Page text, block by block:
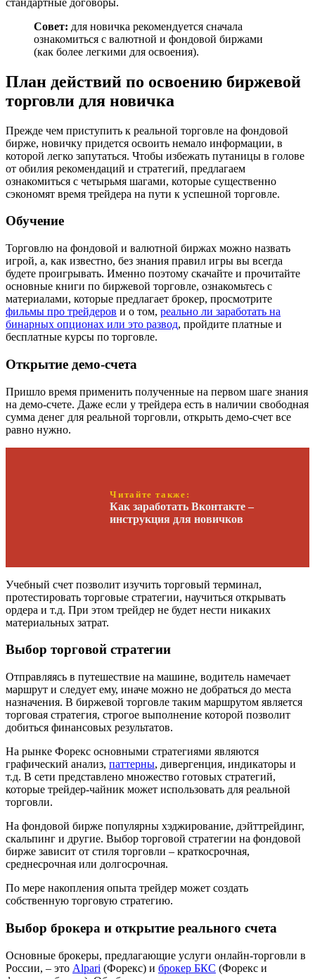
стандартные договоры.
Совет: для новичка рекомендуется сначала
ознакомиться с валютной и фондовой биржами
(как более легкими для освоения).
План действий по освоению биржевой
торговли для новичка
Прежде чем приступить к реальной торговле на фондовой
бирже, новичку придется освоить немало информации, в
которой легко запутаться. Чтобы избежать путаницы в голове
от обилия рекомендаций и стратегий, предлагаем
ознакомиться с четырьмя шагами, которые существенно
сэкономят время трейдера на пути к успешной торговле.
Обучение
Торговлю на фондовой и валютной биржах можно назвать
игрой, а, как известно, без знания правил игры вы всегда
будете проигрывать. Именно поэтому скачайте и прочитайте
основные книги по биржевой торговле, ознакомьтесь с
материалами, которые предлагает брокер, просмотрите
фильмы про трейдеров и о том, реально ли заработать на
бинарных опционах или это развод, пройдите платные и
бесплатные курсы по торговле.
Открытие демо-счета
Пришло время применить полученные на первом шаге знания
на демо-счете. Даже если у трейдера есть в наличии свободная
сумма денег для реальной торговли, открыть демо-счет все
равно нужно.
Читайте также:
Как заработать Вконтакте –
инструкция для новичков
Учебный счет позволит изучить торговый терминал,
протестировать торговые стратегии, научиться открывать
ордера и т.д. При этом трейдер не будет нести никаких
материальных затрат.
Выбор торговой стратегии
Отправляясь в путешествие на машине, водитель намечает
маршрут и следует ему, иначе можно не добраться до места
назначения. В биржевой торговле таким маршрутом является
торговая стратегия, строгое выполнение которой позволит
добиться финансовых результатов.
На рынке Форекс основными стратегиями являются
графический анализ, паттерны, дивергенция, индикаторы и
т.д. В сети представлено множество готовых стратегий,
которые трейдер-чайник может использовать для реальной
торговли.
На фондовой бирже популярны хэджирование, дэйттрейдинг,
скальпинг и другие. Выбор торговой стратегии на фондовой
бирже зависит от стиля торговли – краткосрочная,
среднесрочная или долгосрочная.
По мере накопления опыта трейдер может создать
собственную торговую стратегию.
Выбор брокера и открытие реального счета
Основные брокеры, предлагающие услуги онлайн-торговли в
России, – это Alpari (Форекс) и брокер БКС (Форекс и